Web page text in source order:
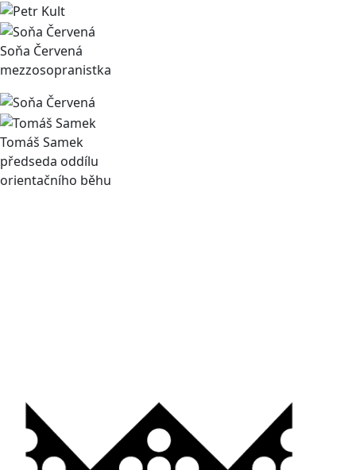
Soňa Červená
mezzosopranistka
Tomáš Samek
předseda oddílu
orientačního běhu